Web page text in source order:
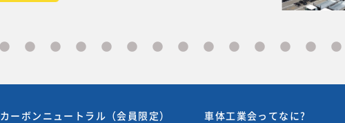
カーボンニュートラル（会員限定） 車体工業会ってなに?